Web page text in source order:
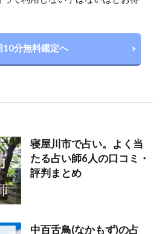
10分無料鑑定へ
寝屋川市で占い。よく当
たる占い師6人の口コミ・
評判まとめ
中百舌鳥(なかもず)の占